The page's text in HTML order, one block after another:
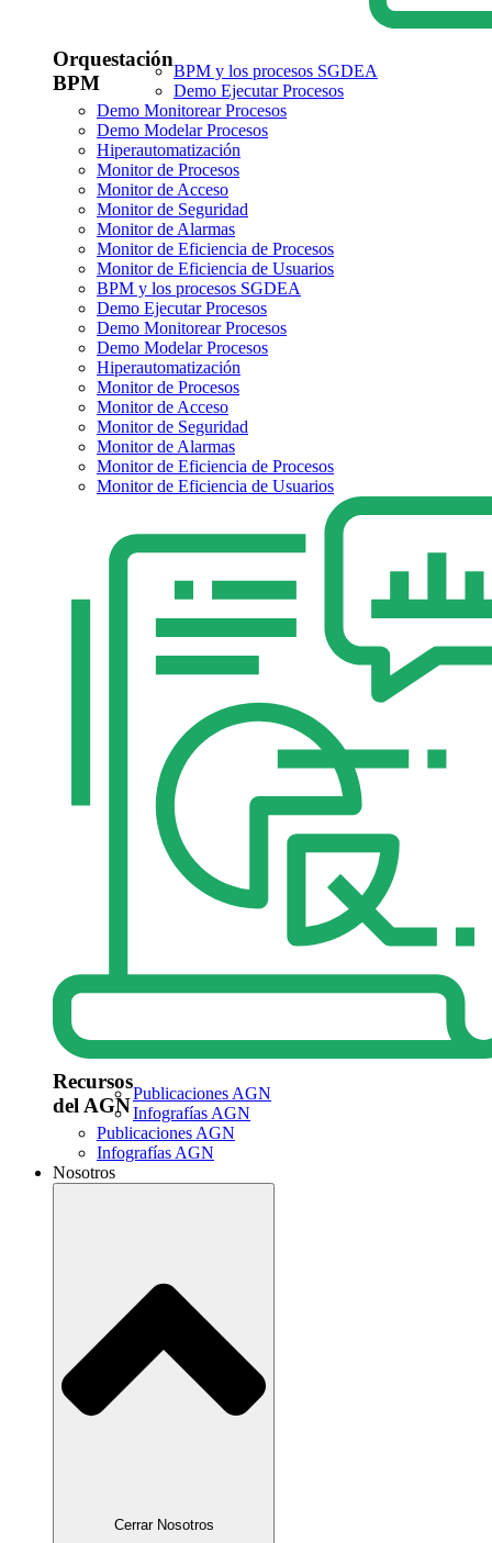
Orquestación
BPM
BPM y los procesos SGDEA
Demo Ejecutar Procesos
Demo Monitorear Procesos
Demo Modelar Procesos
Hiperautomatización
Monitor de Procesos
Monitor de Acceso
Monitor de Seguridad
Monitor de Alarmas
Monitor de Eficiencia de Procesos
Monitor de Eficiencia de Usuarios
BPM y los procesos SGDEA
Demo Ejecutar Procesos
Demo Monitorear Procesos
Demo Modelar Procesos
Hiperautomatización
Monitor de Procesos
Monitor de Acceso
Monitor de Seguridad
Monitor de Alarmas
Monitor de Eficiencia de Procesos
Monitor de Eficiencia de Usuarios
Recursos
del AGN
Publicaciones AGN
Infografías AGN
Publicaciones AGN
Infografías AGN
Nosotros
Cerrar Nosotros